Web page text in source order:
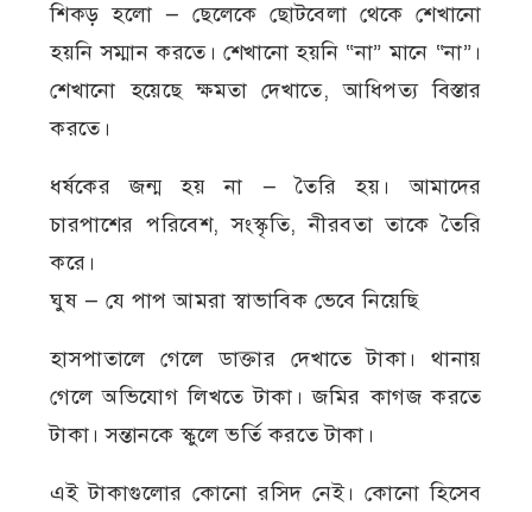
শিকড় হলো — ছেলেকে ছোটবেলা থেকে শেখানো
হয়নি সম্মান করতে। শেখানো হয়নি “না” মানে “না”।
শেখানো হয়েছে ক্ষমতা দেখাতে, আধিপত্য বিস্তার
করতে।
ধর্ষকের জন্ম হয় না — তৈরি হয়। আমাদের
চারপাশের পরিবেশ, সংস্কৃতি, নীরবতা তাকে তৈরি
করে।
ঘুষ — যে পাপ আমরা স্বাভাবিক ভেবে নিয়েছি
হাসপাতালে গেলে ডাক্তার দেখাতে টাকা। থানায়
গেলে অভিযোগ লিখতে টাকা। জমির কাগজ করতে
টাকা। সন্তানকে স্কুলে ভর্তি করতে টাকা।
এই টাকাগুলোর কোনো রসিদ নেই। কোনো হিসেব